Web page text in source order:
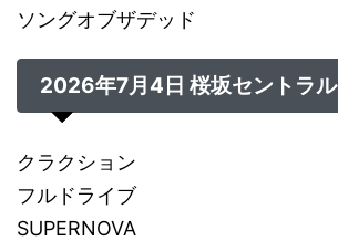
ソングオブザデッド
2026年7月4日 桜坂セントラル
クラクション
フルドライブ
SUPERNOVA